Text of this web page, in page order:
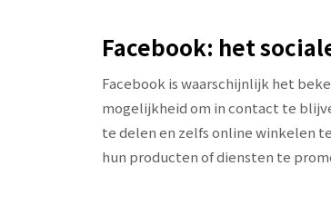
Facebook: het
Facebook is waarschijnlijk het
mogelijkheid om in contact te
te delen en zelfs online winkelen
hun producten of diensten te